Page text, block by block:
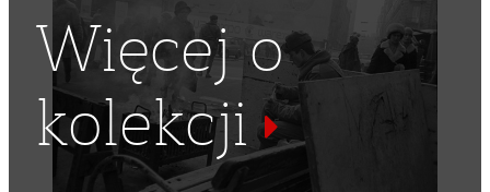
MARZEC 1968, OBCHODY ,UNIWERSYTETY
PAŁAC CZETWERTYŃSKICH
Więcej o
kolekcji